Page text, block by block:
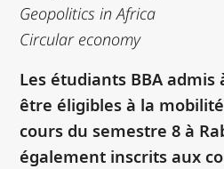
Geopolitics in Africa
Circular economy
Les étudiants BBA
être éligibles à la
cours du semestre 8 à
également inscrits aux